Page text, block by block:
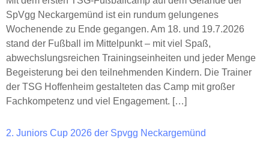
SpVgg Neckargemünd ist ein rundum gelungenes
Wochenende zu Ende gegangen. Am 18. und 19.7.2026
stand der Fußball im Mittelpunkt – mit viel Spaß,
abwechslungsreichen Trainingseinheiten und jeder Menge
Begeisterung bei den teilnehmenden Kindern. Die Trainer
der TSG Hoffenheim gestalteten das Camp mit großer
Fachkompetenz und viel Engagement. […]
2. Juniors Cup 2026 der Spvgg Neckargemünd